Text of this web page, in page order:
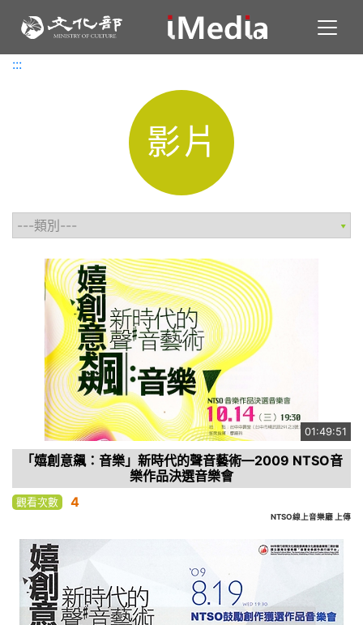
:::
:::
影片
01:49:51
「嬉創意飆：音樂」新時代的聲音藝術—2009 NTSO音
樂作品決選音樂會
觀看次數 4
NTSO線上音樂廳 上傳